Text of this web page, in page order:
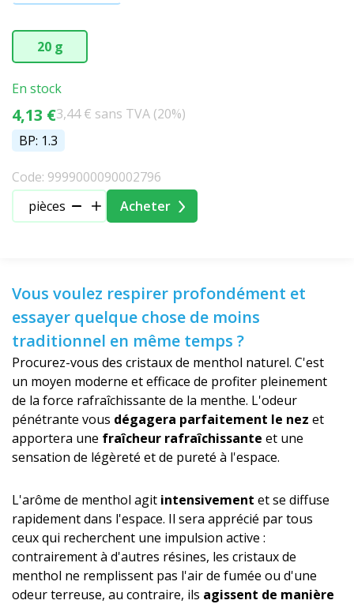
20 g
En stock
4,13 €3,44 € sans TVA (20%)
BP: 1.3
Code: 9999000090002796
pièces
Acheter
Vous voulez respirer profondément et
essayer quelque chose de moins
traditionnel en même temps ?
Procurez-vous des cristaux de menthol naturel. C'est
un moyen moderne et efficace de profiter pleinement
de la force rafraîchissante de la menthe. L'odeur
pénétrante vous dégagera parfaitement le nez et
apportera une fraîcheur rafraîchissante et une
sensation de légèreté et de pureté à l'espace.
L'arôme de menthol agit intensivement et se diffuse
rapidement dans l'espace. Il sera apprécié par tous
ceux qui recherchent une impulsion active :
contrairement à d'autres résines, les cristaux de
menthol ne remplissent pas l'air de fumée ou d'une
odeur terreuse, au contraire, ils agissent de manière